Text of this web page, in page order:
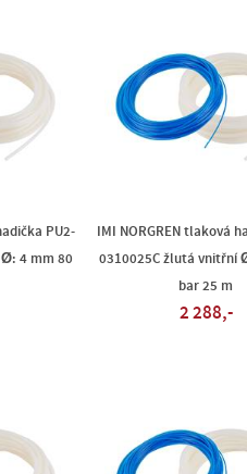
PU2-
4 mm 80
IMI NORGREN tlaková
0310025C žlutá vnitřní
bar 25 m
2 288,-